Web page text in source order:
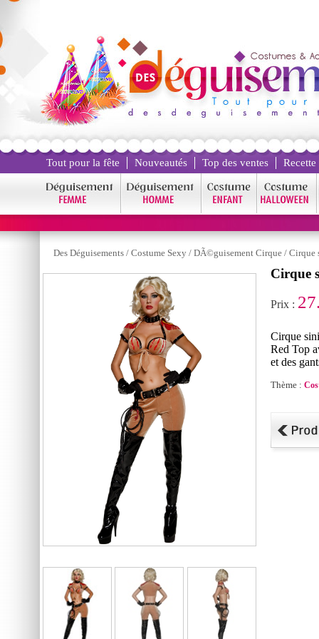
Tout pour la fête Nouveautés Top des ventes
Des Déguisements / Costume Sexy / DÃ©guisement Cirque / Cirque
Cirque
Prix :
Cirque
Red Top
et des
Thème :